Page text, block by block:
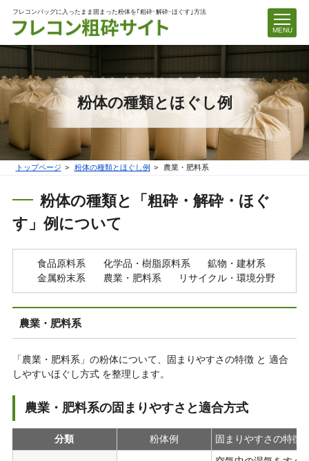
フレコンバッグに入ったまま固まった粉体を｢粗砕･解砕･ほぐす｣方法
MENU
粉体の種類とほぐし例
トップページ 粉体の種類とほぐし例 農業・肥料系
粉体の種類と「粗砕・解砕・ほぐ
す」例について
食品原料系 化学品・樹脂原料系
鉱物・建材系
金属粉末系
農業・肥料系 リサイクル・環境分野
農業・肥料系
「農業・肥料系」の粉体について、固まりやすさの特徴 と 適合
しやすいほぐし方式 を整理します。
農業・肥料系の固まりやすさと適合方式
分類 粉体例 固まりやすさの特徴